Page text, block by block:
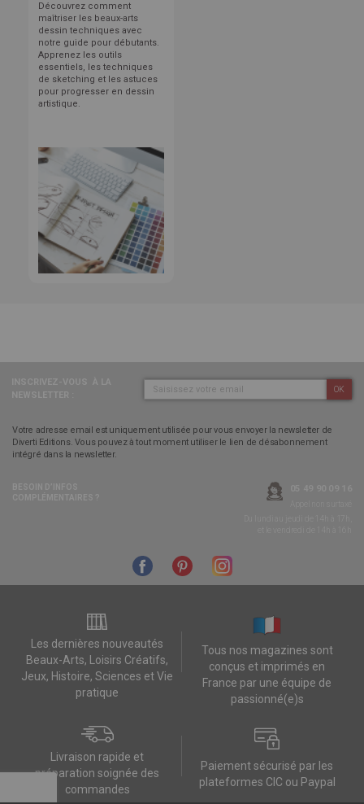
Découvrez comment
maîtriser les beaux-arts
dessin techniques avec
notre guide pour débutants.
Apprenez les outils
essentiels, les techniques
de sketching et les astuces
pour progresser en dessin
artistique.
OK
Votre adresse email est uniquement utilisée pour vous envoyer la newsletter de
Diverti Editions. Vous pouvez à tout moment utiliser le lien de désabonnement
intégré dans la newsletter.
Les dernières nouveautés
Beaux-Arts, Loisirs Créatifs,
Jeux, Histoire, Sciences et Vie
pratique
Tous nos magazines sont
conçus et imprimés en
France par une équipe de
passionné(e)s
Livraison rapide et
préparation soignée des
commandes
Paiement sécurisé par les
plateformes CIC ou Paypal